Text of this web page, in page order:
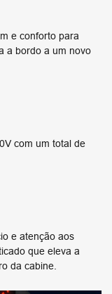
e conforto para
a bordo a um novo
com um total de
e atenção aos
que eleva a
da cabine.